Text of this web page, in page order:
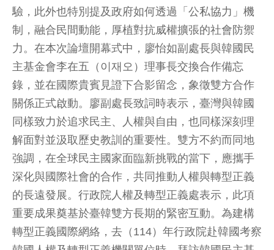
驗，此外也特別提及政府如何透過「公私協力」機
制，融合民間動能，厚植對抗威權擴張的社會防禦
力。在本次論壇開幕式中，廖怡如副處長與韓國民
主基金會李在五（이재오）理事長交換合作備忘
錄，並在國際貴賓見證下合影留念，象徵雙方合作
關係正式啟動。廖副處長致詞時表示，臺灣與韓國
同樣致力於追求民主、人權與自由，也同樣深刻理
解面對並汲取歷史教訓的重要性。雙方不約而同地
強調，在全球民主國家面臨新挑戰的當下，應攜手
深化與國際社會的合作，共同推動人權與轉型正義
的長遠發展。行政院人權及轉型正義處表示，此項
重要成果奠基於臺韓雙方長期的緊密互動。為建構
轉型正義國際網絡，去（114）年行政院赴韓國考察